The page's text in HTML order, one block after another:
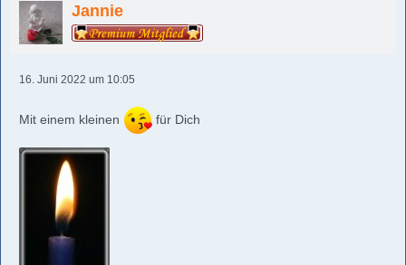
Jannie
16. Juni 2022 um 10:05
Mit einem kleinen für Dich